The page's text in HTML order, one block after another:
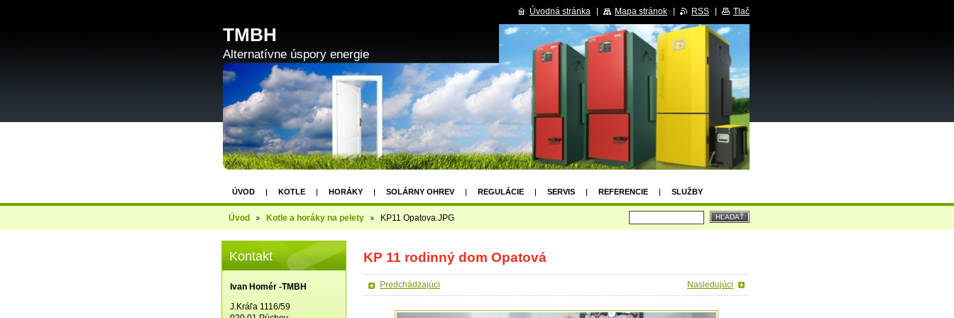
TMBH
Alternatívne úspory energie
ÚVOD KOTLE HORÁKY SOLÁRNY OHREV REGULÁCIE SERVIS REFERENCIE SLUŽBY
Úvod Kotle a horáky na pelety KP11 Opatova.JPG
KP 11 rodinný dom Opatová
Predchádzajúci Nasledujúci
Kontakt
Ivan Homér -TMBH
J.Kráľa 1116/59
Úvodná stránka Mapa stránok RSS Tlač